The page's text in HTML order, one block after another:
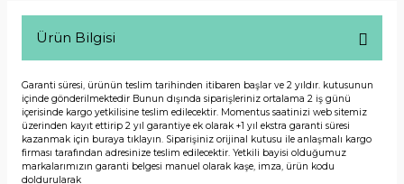
Ürün Bilgisi
Garanti süresi, ürünün teslim tarihinden itibaren başlar ve 2 yıldır. kutusunun
içinde gönderilmektedir Bunun dışında siparişleriniz ortalama 2 iş günü
içerisinde kargo yetkilisine teslim edilecektir. Momentus saatinizi web sitemiz
üzerinden kayıt ettirip 2 yıl garantiye ek olarak +1 yıl ekstra garanti süresi
kazanmak için buraya tıklayın. Siparişiniz orijinal kutusu ile anlaşmalı kargo
firması tarafından adresinize teslim edilecektir. Yetkili bayisi olduğumuz
markalarımızın garanti belgesi manuel olarak kaşe, imza, ürün kodu
doldurularak